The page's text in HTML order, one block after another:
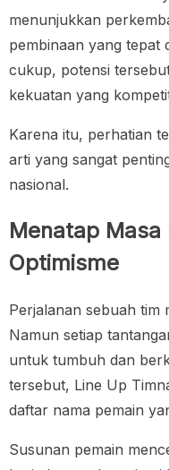
menunjukkan
pembinaan yang tepat
cukup, potensi
kekuatan yang
Karena itu, perhatian
arti yang sangat
nasional.
Menatap
Optimisme
Perjalanan sebuah tim
Namun setiap
untuk tumbuh dan
tersebut, Line Up
daftar nama pemain
Susunan pemain